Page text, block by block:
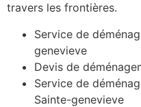
travers les frontières.
Service de
genevieve
Devis de
Service de
Sainte-genevieve